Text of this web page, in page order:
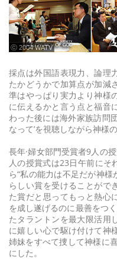
ⓒ 2004 WATV
採点は外国語表現力、論理
たかどうかで加算点が加減
準はやっぱり実力より神様
に伝えるかと言う点と福音
わった後には海外家族訪問
なって’を視聴しながら神様
長年·婦女部門受賞者9人の
人の授賞式は23日午前にそ
ら“私の能力は不足だが神
らしい賞を受けることがで
た賞だと思ってもっと熱心
を成し遂げるのに最善をつ
たタラントンを最大限活用
に嬉しい心で駆け付けて神
姉妹をすべて捜して神様に
にした。